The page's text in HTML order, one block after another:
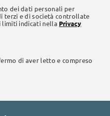
dei dati personali per
terzi e di società controllate
limiti indicati nella Privacy
di aver letto e compreso